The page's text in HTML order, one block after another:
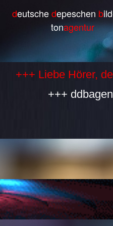
deutschedepeschen b
tonagentur
Hörer, derzeit
+++ ddbagentur